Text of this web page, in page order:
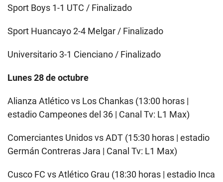
Sport Boys 1-1 UTC / Finalizado
Sport Huancayo 2-4 Melgar / Finalizado
Universitario 3-1 Cienciano / Finalizado
Lunes 28 de octubre
Alianza Atlético vs Los Chankas (13:00 horas |
estadio Campeones del 36 | Canal Tv: L1 Max)
Comerciantes Unidos vs ADT (15:30 horas | estadio
Germán Contreras Jara | Canal Tv: L1 Max)
Cusco FC vs Atlético Grau (18:30 horas | estadio Inca